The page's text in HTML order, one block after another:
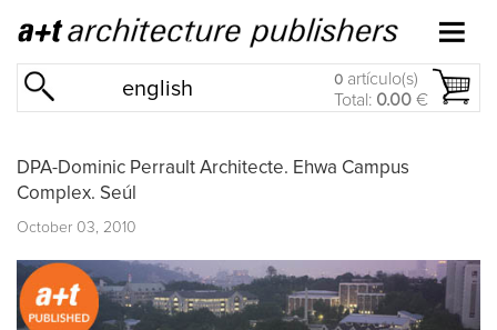
english 0 artículo(s)
Total: 0.00 €
DPA-Dominic Perrault Architecte. Ehwa Campus
Complex. Seúl
October 03, 2010